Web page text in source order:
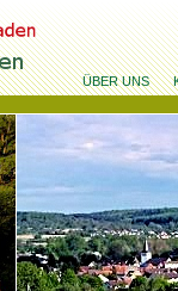
ÜBER UNS